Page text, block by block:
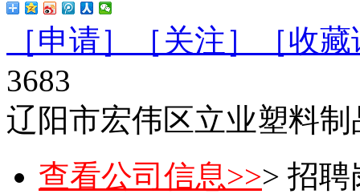
［申请］ ［关注］
［收
3683
辽阳市宏伟区立业塑料制
查看公司信息>>> 招聘